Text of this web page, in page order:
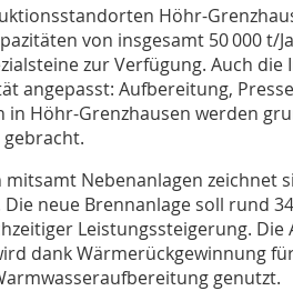
Höhr-
von insgesamt 50 000 t/
zur Verfügung. Auch
angepasst: Aufbereitung,
in Höhr-Grenzhausen werden
mitsamt Nebenanlagen zeichnet
Die neue Brennanlage soll rund
Leistungssteigerung. Die
dank Wärmerückgewinnung
genutzt.